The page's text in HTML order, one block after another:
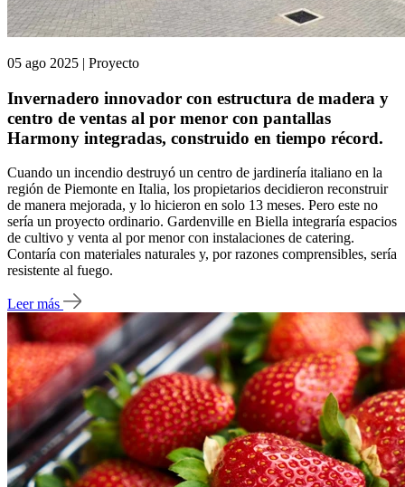
05 ago 2025 | Proyecto
Invernadero innovador con estructura de madera y
centro de ventas al por menor con pantallas
Harmony integradas, construido en tiempo récord.
Cuando un incendio destruyó un centro de jardinería italiano en la
región de Piemonte en Italia, los propietarios decidieron reconstruir
de manera mejorada, y lo hicieron en solo 13 meses. Pero este no
sería un proyecto ordinario. Gardenville en Biella integraría espacios
de cultivo y venta al por menor con instalaciones de catering.
Contaría con materiales naturales y, por razones comprensibles, sería
resistente al fuego.
Leer más